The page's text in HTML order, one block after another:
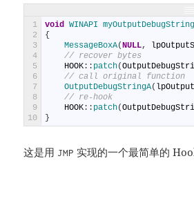
1
2
3
4
5
6
7
8
9
10
void WINAPI
{
MessageBoxA(NULL,
// recover bytes
HOOK : : patch(
// call original function
OutputDebugStringA(
// re-hook
HOOK : : patch(
}
这是用 JMP 实现的一个最简单的